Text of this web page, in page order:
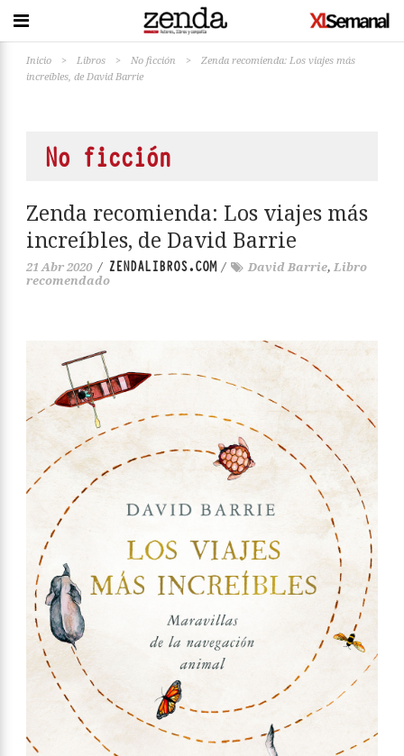
Inicio > Libros > No ficción >
Zenda recomienda: Los viajes más
increíbles, de David Barrie
No ficción
Zenda recomienda: Los viajes más
increíbles, de David Barrie
21 Abr 2020 / ZENDALIBROS.COM/ David Barrie, Libro
recomendado